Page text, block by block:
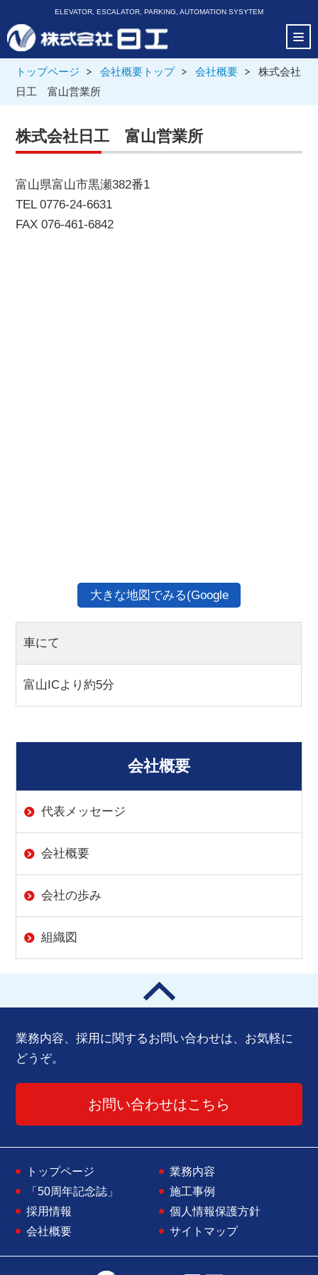
ELEVATOR, ESCALATOR, PARKING, AUTOMATION SYSYTEM
トップページ 会社概要トップ 会社概要
株式会社
日工 富山営業所
株式会社日工 富山営業所
富山県富山市黒瀬382番1
TEL 0776-24-6631
FAX 076-461-6842
大きな地図でみる(Google
Map)
車にて
富山ICより約5分
会社概要
代表メッセージ
会社概要
会社の歩み
組織図
業務内容、採用に関するお問い合わせは、お気軽に
どうぞ。
お問い合わせはこちら
トップページ
「50周年記念誌」
業務内容
施工事例
採用情報
会社概要
個人情報保護方針
サイトマップ